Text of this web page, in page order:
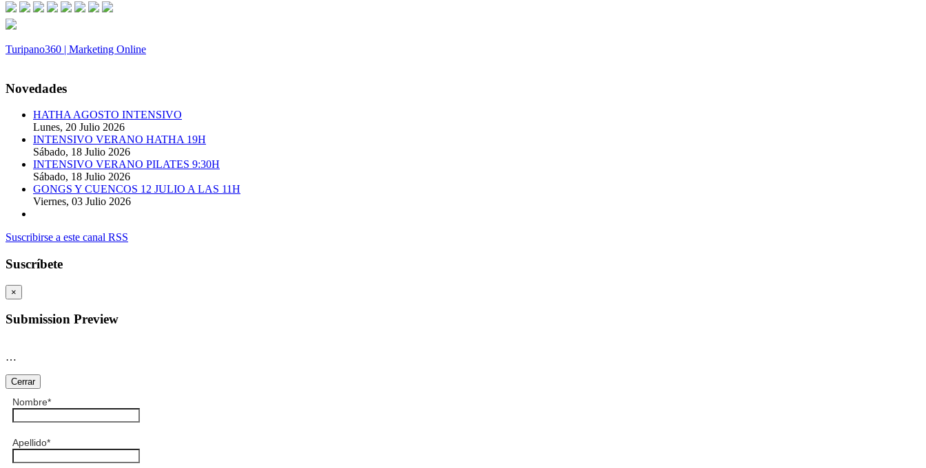
Turipano360 | Marketing Online
Novedades
HATHA AGOSTO INTENSIVO
Lunes, 20 Julio 2026
INTENSIVO VERANO HATHA 19H
Sábado, 18 Julio 2026
INTENSIVO VERANO PILATES 9:30H
Sábado, 18 Julio 2026
GONGS Y CUENCOS 12 JULIO A LAS 11H
Viernes, 03 Julio 2026
Suscribirse a este canal RSS
Suscríbete
×
Submission Preview
…
Cerrar
Nombre*
Apellido*